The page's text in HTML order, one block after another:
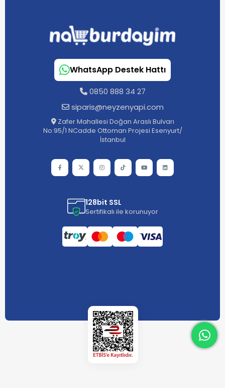
WhatsApp Destek Hattı
0850 888 34 27
siparis@neyzenyapi.com
Zafer Mahallesi Doğan Araslı Bulvarı
No:95/1 NCadde Ottoman Projesi Esenyurt/
İstanbul
128bit SSL
Sertifikalı ile korunuyor